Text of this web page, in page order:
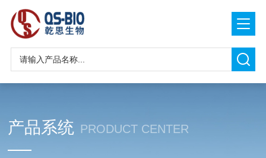
产品系统 PRODUCT CENTER